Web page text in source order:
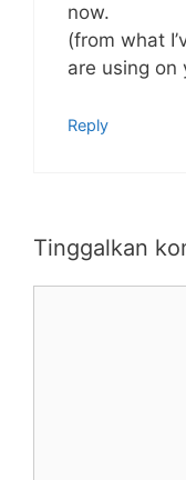
now.
(from what
are using on
Reply
Tinggalkan